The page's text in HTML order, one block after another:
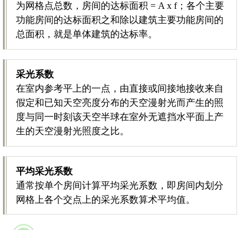
为网格点总数，房间的达标面积 = A x f；各个主要
功能房间的达标面积之和除以建筑主要功能房间的
总面积，就是单体建筑的达标率。
采光系数
在室内参考平上的一点，由直接或间接地接收来自
假定和已知天空亮度分布的天空漫射光而产生的照
度与同一时刻该天空半球在室外无遮挡水平面上产
生的天空漫射光照度之比。
平均采光系数
通常按单个房间计算平均采光系数，即房间内划分
网格上各个交点上的采光系数算术平均值。